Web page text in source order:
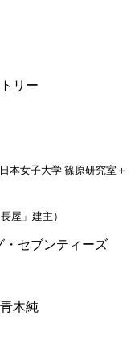
リー
本女子大学 篠原研究室＋
屋」建主）
・セブンティーズ
木純